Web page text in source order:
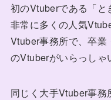
初のVtuberである「と
非常に多くの人気
Vtuber事務所で、卒業
のVtuberがいらっしゃ
同じく大手Vtuber事